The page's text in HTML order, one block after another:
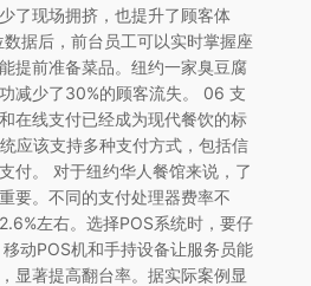
了现场拥挤，也提升了顾客体
据后，前台员工可以实时掌握座
提前准备菜品。纽约一家臭豆腐
减少了30%的顾客流失。 06 支
在线支付已经成为现代餐饮的标
应该支持多种支付方式，包括信
付。 对于纽约华人餐馆来说，了
要。不同的支付处理器费率不
左右。选择POS系统时，要仔
动POS机和手持设备让服务员能
显著提高翻台率。据实际案例显